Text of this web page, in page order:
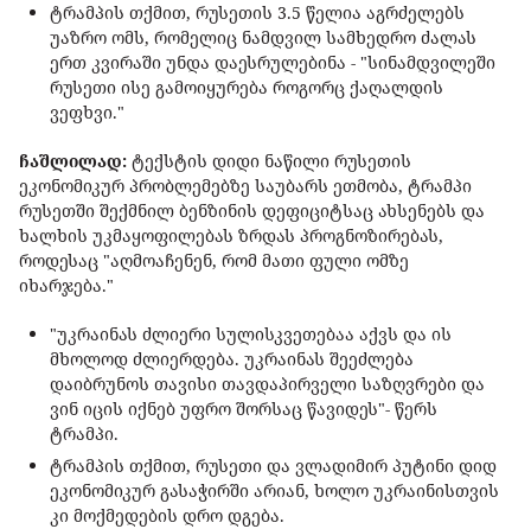
ტრამპის თქმით, რუსეთის 3.5 წელია აგრძელებს
უაზრო ომს, რომელიც ნამდვილ სამხედრო ძალას
ერთ კვირაში უნდა დაესრულებინა - "სინამდვილეში
რუსეთი ისე გამოიყურება როგორც ქაღალდის
ვეფხვი."
ჩაშლილად: ტექსტის დიდი ნაწილი რუსეთის
ეკონომიკურ პრობლემებზე საუბარს ეთმობა, ტრამპი
რუსეთში შექმნილ ბენზინის დეფიციტსაც ახსენებს და
ხალხის უკმაყოფილებას ზრდას პროგნოზირებას,
როდესაც "აღმოაჩენენ, რომ მათი ფული ომზე
იხარჯება."
"უკრაინას ძლიერი სულისკვეთებაა აქვს და ის
მხოლოდ ძლიერდება. უკრაინას შეეძლება
დაიბრუნოს თავისი თავდაპირველი საზღვრები და
ვინ იცის იქნებ უფრო შორსაც წავიდეს"- წერს
ტრამპი.
ტრამპის თქმით, რუსეთი და ვლადიმირ პუტინი დიდ
ეკონომიკურ გასაჭირში არიან, ხოლო უკრაინისთვის
კი მოქმედების დრო დგება.